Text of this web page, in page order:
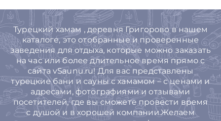
Турецкий хамам , деревня Григорово в нашем
каталоге, это отобранные и проверенные
заведения для отдыха, которые можно заказать
на час или более длительное время прямо с
сайта vSaunu.ru! Для вас представлены
турецкие бани и сауны с хамамом – с ценами и
адресами, фотографиями и отзывами
посетителей, где вы сможете провести время
с душой и в хорошей компании.Желаем